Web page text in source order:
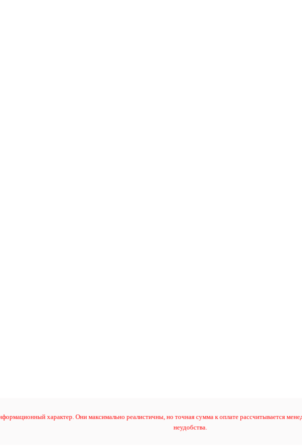
характер. Они максимально реалистичны, но точная сумма к оплате рассчитывается
неудобства.